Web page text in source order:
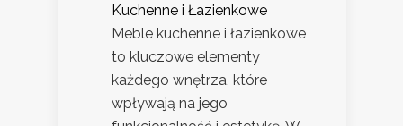
Kuchenne i Łazienkowe
Meble kuchenne i łazienkowe
to kluczowe elementy
każdego wnętrza, które
wpływają na jego